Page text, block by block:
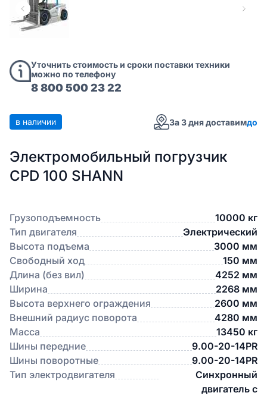
Уточнить стоимость и сроки поставки техники
можно по телефону
8 800 500 23 22
в наличии За 3 дня доставимдо
Электромобильный погрузчик
CPD 100 SHANN
Грузоподъемность
10000 кг
Тип двигателя
Электрический
Высота подъема
3000 мм
Свободный ход
150 мм
Длина (без вил)
4252 мм
Ширина
2268 мм
Высота верхнего ограждения
2600 мм
Внешний радиус поворота
4280 мм
Масса
13450 кг
Шины передние
9.00-20-14PR
Шины поворотные
9.00-20-14PR
Тип электродвигателя
Синхронный
двигатель с